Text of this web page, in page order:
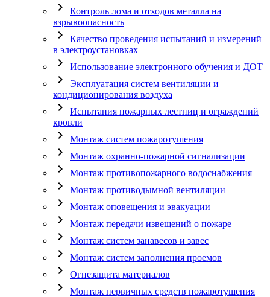
chevron_right
Контроль лома и отходов металла на
взрывоопасность
chevron_right
Качество проведения испытаний и измерений
в электроустановках
chevron_right Использование электронного обучения и ДОТ
chevron_right
Эксплуатация систем вентиляции и
кондиционирования воздуха
chevron_right
Испытания пожарных лестниц и ограждений
кровли
chevron_right Монтаж систем пожаротушения
chevron_right Монтаж охранно-пожарной сигнализации
chevron_right Монтаж противопожарного водоснабжения
chevron_right Монтаж противодымной вентиляции
chevron_right Монтаж оповещения и эвакуации
chevron_right Монтаж передачи извещений о пожаре
chevron_right Монтаж систем занавесов и завес
chevron_right Монтаж систем заполнения проемов
chevron_right Огнезащита материалов
chevron_right Монтаж первичных средств пожаротушения